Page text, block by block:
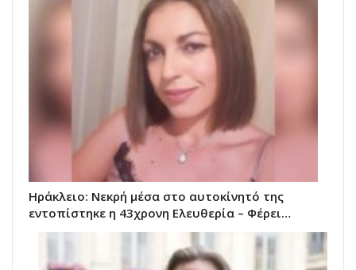
Ηράκλειο: Νεκρή μέσα στο αυτοκίνητό της
εντοπίστηκε η 43χρονη Ελευθερία – Φέρει…